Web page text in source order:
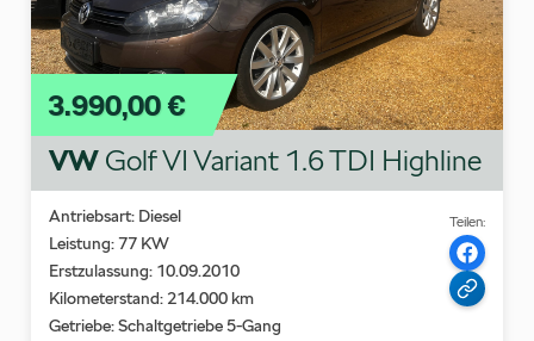
3.990,00 €
VW Golf VI Variant 1.6 TDI Highline
Antriebsart: Diesel
Leistung: 77 KW
Erstzulassung: 10.09.2010
Kilometerstand: 214.000 km
Getriebe: Schaltgetriebe 5-Gang
Teilen: